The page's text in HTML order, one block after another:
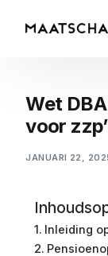
Wet
voor
JANUARI 22,
Inleiding